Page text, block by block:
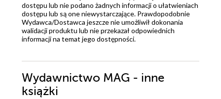
dostępu lub nie podano żadnych informacji o ułatwieniach
dostępu lub są one niewystarczające. Prawdopodobnie
Wydawca/Dostawca jeszcze nie umożliwił dokonania
walidacji produktu lub nie przekazał odpowiednich
informacji na temat jego dostępności.
Wydawnictwo MAG - inne
książki